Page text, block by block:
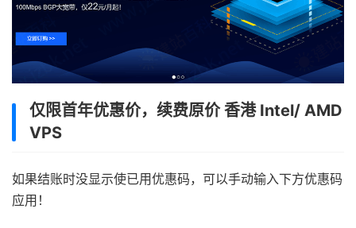
仅限首年优惠价，续费原价 香港 Intel/ AMD
VPS
如果结账时没显示使已用优惠码，可以手动输入下方优惠码
应用！